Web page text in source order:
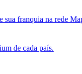
sua franquia na rede
de cada país.